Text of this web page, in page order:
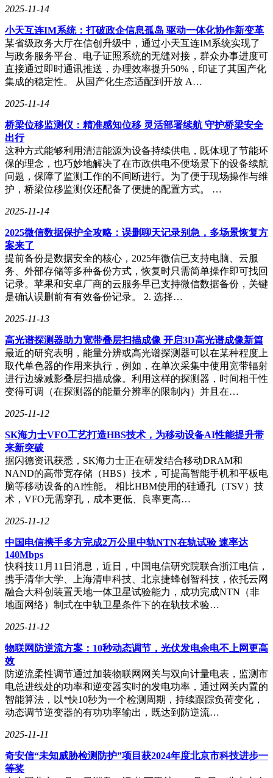
通过不断的尝试和调整，AI系统逐渐学会了如何在不同约束
实验验证环节是检验这套系统实际效果的关键。研究团队进行
了一系列严格的对比实验，采用了三种不同复杂程度的芯片设
计任务作为测试基准。实验结果显示，AI系统在功耗优化、
散热效率以及综合性能指标方面均表现出显著优势。与传统方
大大降低了功耗并提高了散热效率。
这项研究的成功不仅体现在理论创新上，更在实际应用中展现
出了巨大潜力。研究团队与多家芯片制造企业合作，将这套
AI辅助设计系统应用到实际的商业项目中。其中一款用于智
能手机的低功耗处理器设计就是一个典型的成功案例。通过
AI系统的优化，处理器在保持相同性能水平的前提下，功耗
降低了18%，这意味着手机的电池续航时间可以显著延长。
除了智能手机处理器，AI系统还在高性能服务器芯片的设计
中发挥了重要作用。这类芯片需要处理大量并行计算任务，对
散热和信号传输速度都有极高要求。AI系统通过分析数据传
输路径和散热需求，设计出了一种创新的布局方案，既避免了
局部过热问题，又确保了数据传输的高效性。最终设计出的服
务器芯片在相同的散热条件下，计算性能比传统设计提升了
22%，而芯片表面的最高温度却降低了8度。
尽管这项研究取得了显著成果，但研究团队在开发过程中也遇
衡算法的复杂度和计算效率以及如何让AI系统理解和遵守复
杂的设计规则，都是他们需要克服的难题。通过不断的探索和
创新，研究团队成功解决了这些问题，为AI辅助芯片设计技
术的发展奠定了坚实基础。
整个科技的发展提供了新的思路。它向我们展示了人工智能技
术如何能够与传统工程学科深度融合，创造出超越单纯人工或
单纯算法的协同效应。随着技术的不断进步和应用领域的不断
拓展，AI辅助芯片设计技术将在未来发挥更加重要的作用，
为我们的生活带来更多便利和惊喜。
对于普通消费者来说，这项技术的最终受益将体现在日常使用
的电子设备上。更高效的芯片意味着更长的电池续航时间、更
规模应用时产生显著的效果，为我们的生活带来实实在在的便
利。
2025-11-14
小天互连IM系统：打破政企信息孤岛 驱动一体化协作新变革
某省级政务大厅在信创升级中，通过小天互连IM系统实现了
与政务服务平台、电子证照系统的无缝对接，群众办事进度可
直接通过即时通讯推送，办理效率提升50%，印证了其国产化
集成的稳定性。 从国产化生态适配到开放 A…
2025-11-14
桥梁位移监测仪：精准感知位移 灵活部署续航 守护桥梁安全
出行
这种方式能够利用清洁能源为设备持续供电，既体现了节能环
保的理念，也巧妙地解决了在市政供电不便场景下的设备续航
问题，保障了监测工作的不间断进行。为了便于现场操作与维
护，桥梁位移监测仪还配备了便捷的配置方式。 …
2025-11-14
2025微信数据保护全攻略：误删聊天记录别急，多场景恢复方
案来了
提前备份是数据安全的核心，2025年微信已支持电脑、云服
务、外部存储等多种备份方式，恢复时只需简单操作即可找回
记录。苹果和安卓厂商的云服务早已支持微信数据备份，关键
是确认误删前有有效备份记录。 2. 选择…
2025-11-13
高光谱探测器助力宽带叠层扫描成像 开启3D高光谱成像新篇
最近的研究表明，能量分辨或高光谱探测器可以在某种程度上
取代单色器的作用来执行，例如，在单次采集中使用宽带辐射
进行边缘减影叠层扫描成像。利用这样的探测器，时间相干性
变得可调（在探测器的能量分辨率的限制内）并且在…
2025-11-12
SK海力士VFO工艺打造HBS技术，为移动设备AI性能提升带
来新突破
据闪德资讯获悉，SK海力士正在研发结合移动DRAM和
NAND的高带宽存储（HBS）技术，可提高智能手机和平板电
脑等移动设备的AI性能。 相比HBM使用的硅通孔（TSV）技
术，VFO无需穿孔，成本更低、良率更高…
2025-11-12
中国电信携手多方完成2万公里中轨NTN在轨试验 速率达
140Mbps
快科技11月11日消息，近日，中国电信研究院联合浙江电信，
携手清华大学、上海清申科技、北京捷蜂创智科技，依托云网
融合大科创装置天地一体卫星试验能力，成功完成NTN（非
地面网络）制式在中轨卫星条件下的在轨技术验…
2025-11-12
物联网防逆流方案：10秒动态调节，光伏发电余电不上网更高
效
防逆流柔性调节通过加装物联网网关与双向计量电表，监测市
电总进线处的功率和逆变器实时的发电功率，通过网关内置的
智能算法，以*快10秒为一个检测周期，持续跟踪负荷变化，
动态调节逆变器的有功功率输出，既达到防逆流…
2025-11-11
奇安信“未知威胁检测防护”项目获2024年度北京市科技进步一
等奖